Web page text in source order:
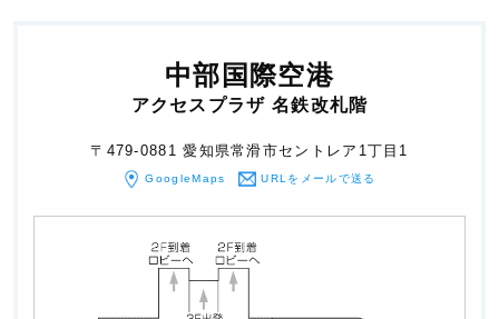
中部国際空港
アクセスプラザ 名鉄改札階
〒479-0881 愛知県常滑市セントレア1丁目1
GoogleMaps URLをメールで送る